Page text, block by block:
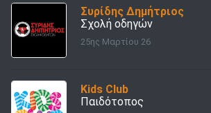
Συρίδης Δημήτριος
Σχολή οδηγών
25ης Μαρτίου 26
Kids Club
Παιδότοπος